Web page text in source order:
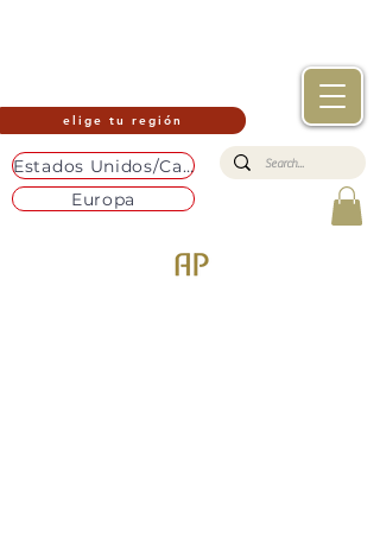
elige tu región
Estados Unidos/Canadá
Europa